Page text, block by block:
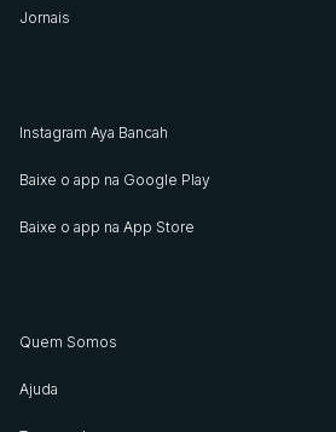
Jornais
Instagram Aya Bancah
Baixe o app na Google Play
Baixe o app na App Store
Quem Somos
Ajuda